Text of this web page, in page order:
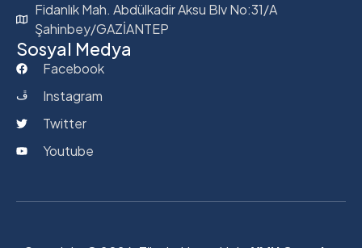
Fidanlık Mah. Abdülkadir Aksu Blv No:31/A
Şahinbey/GAZİANTEP
Sosyal Medya
Facebook
Instagram
Twitter
Youtube